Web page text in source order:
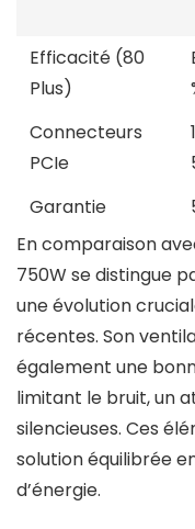
Efficacité (80
Plus)
Connecteurs
PCIe
Garantie
En comparaison
750W se distingue
une évolution
récentes. Son
également une
limitant le bruit, un
silencieuses. Ces
solution équilibrée
d’énergie.